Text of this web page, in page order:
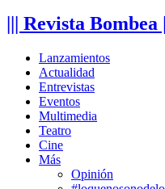
||| Revista
Lanzamientos
Actualidad
Entrevistas
Eventos
Multimedia
Teatro
Cine
Más
Opinión